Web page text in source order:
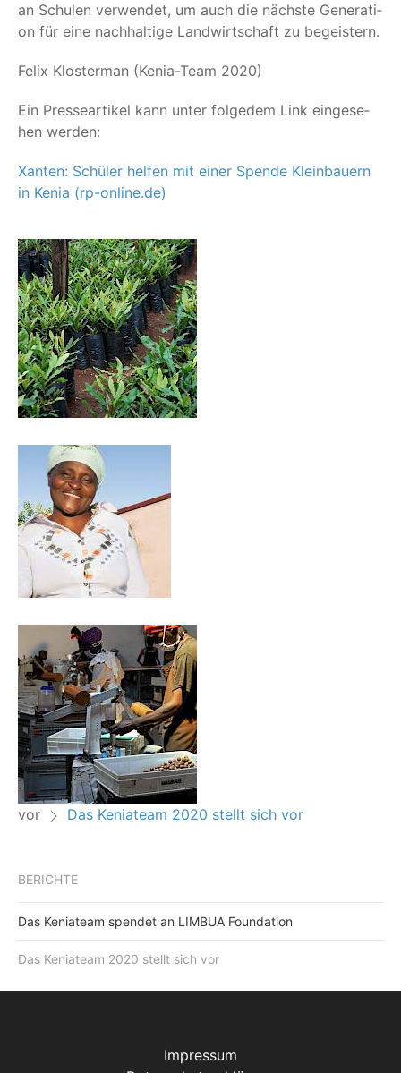
an Schu­len ver­wen­det, um auch die nächs­te Gene­ra­ti­
on für eine nach­hal­ti­ge Land­wirt­schaft zu begeistern.
Felix Klos­ter­man (Kenia-Team 2020)
Ein Pres­se­ar­ti­kel kann unter fol­ge­dem Link ein­ge­se­
hen werden:
Xan­ten: Schü­ler hel­fen mit einer Spen­de Klein­bau­ern
in Kenia (rp-online.de)
vor Das Keniateam 2020 stellt sich vor
BERICHTE
Das Keniateam spendet an LIMBUA Foundation
Das Keniateam 2020 stellt sich vor
Impressum